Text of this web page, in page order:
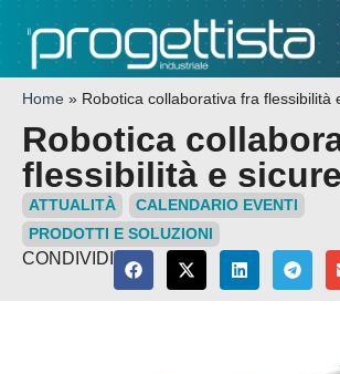
Home » Robotica collaborativa fra flessibilità
Robotica
flessibilità e
ATTUALITÀ
CALENDARIO EVENTI
PRODOTTI E SOLUZIONI
CONDIVIDI